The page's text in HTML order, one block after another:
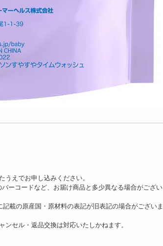
えでお申し込みください。
ーコードなど、お届け商品と多少異なる場合がござい
載の原産国・原材料の表記が旧表記の場合がございま
セル・返品交換は対応いたしかねます。